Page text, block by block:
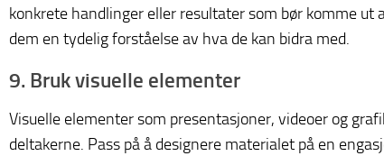
konkrete handlinger eller resultater som bør komme ut
dem en tydelig forståelse av hva de kan bidra med.
9. Bruk visuelle elementer
Visuelle elementer som presentasjoner, videoer og
deltakerne. Pass på å designere materialet på en